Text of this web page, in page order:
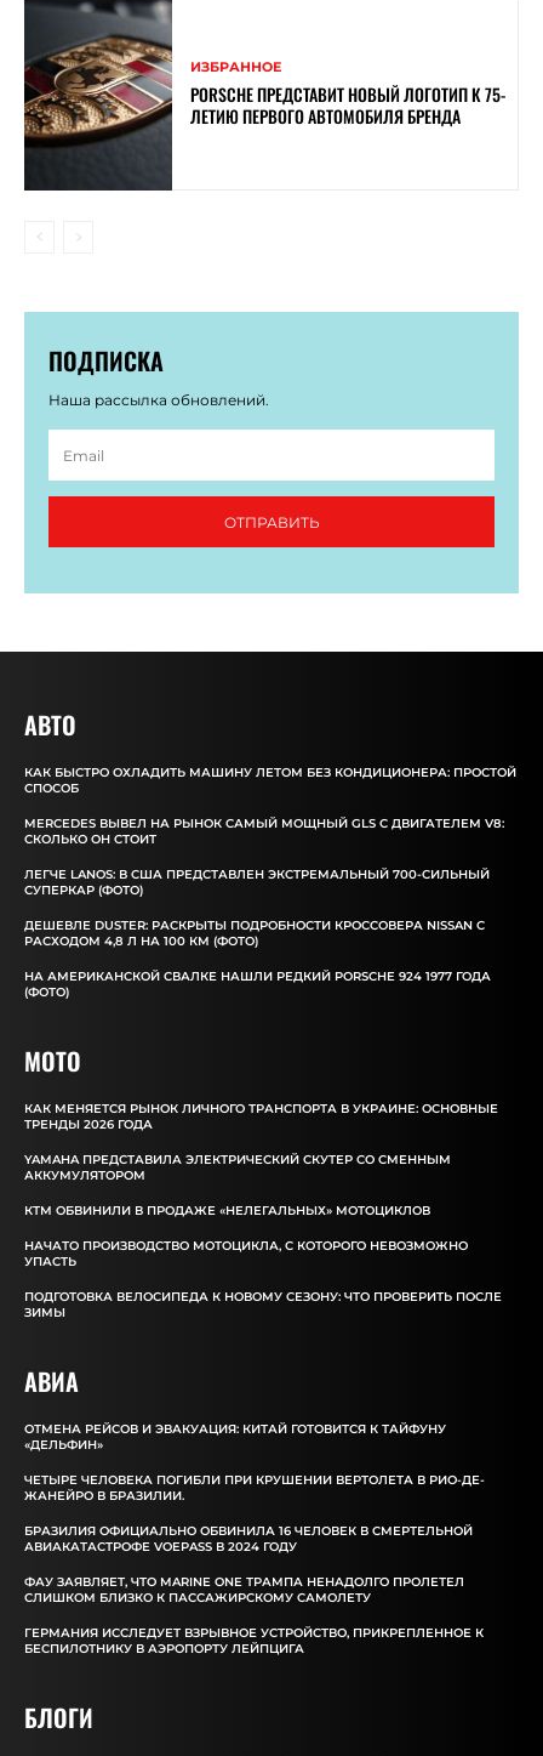
ИЗБРАННОЕ
PORSCHE ПРЕДСТАВИТ НОВЫЙ ЛОГОТИП К 75-
ЛЕТИЮ ПЕРВОГО АВТОМОБИЛЯ БРЕНДА
ПОДПИСКА
Наша рассылка обновлений.
ОТПРАВИТЬ
АВТО
КАК БЫСТРО ОХЛАДИТЬ МАШИНУ ЛЕТОМ БЕЗ КОНДИЦИОНЕРА: ПРОСТОЙ
СПОСОБ
MERCEDES ВЫВЕЛ НА РЫНОК САМЫЙ МОЩНЫЙ GLS С ДВИГАТЕЛЕМ V8:
СКОЛЬКО ОН СТОИТ
ЛЕГЧЕ LANOS: В США ПРЕДСТАВЛЕН ЭКСТРЕМАЛЬНЫЙ 700-СИЛЬНЫЙ
СУПЕРКАР (ФОТО)
ДЕШЕВЛЕ DUSTER: РАСКРЫТЫ ПОДРОБНОСТИ КРОССОВЕРА NISSAN С
РАСХОДОМ 4,8 Л НА 100 КМ (ФОТО)
НА АМЕРИКАНСКОЙ СВАЛКЕ НАШЛИ РЕДКИЙ PORSCHE 924 1977 ГОДА
(ФОТО)
MOTO
КАК МЕНЯЕТСЯ РЫНОК ЛИЧНОГО ТРАНСПОРТА В УКРАИНЕ: ОСНОВНЫЕ
ТРЕНДЫ 2026 ГОДА
YAMAHA ПРЕДСТАВИЛА ЭЛЕКТРИЧЕСКИЙ СКУТЕР СО СМЕННЫМ
АККУМУЛЯТОРОМ
КТМ ОБВИНИЛИ В ПРОДАЖЕ «НЕЛЕГАЛЬНЫХ» МОТОЦИКЛОВ
НАЧАТО ПРОИЗВОДСТВО МОТОЦИКЛА, С КОТОРОГО НЕВОЗМОЖНО
УПАСТЬ
ПОДГОТОВКА ВЕЛОСИПЕДА К НОВОМУ СЕЗОНУ: ЧТО ПРОВЕРИТЬ ПОСЛЕ
ЗИМЫ
АВИА
ОТМЕНА РЕЙСОВ И ЭВАКУАЦИЯ: КИТАЙ ГОТОВИТСЯ К ТАЙФУНУ
«ДЕЛЬФИН»
ЧЕТЫРЕ ЧЕЛОВЕКА ПОГИБЛИ ПРИ КРУШЕНИИ ВЕРТОЛЕТА В РИО-ДЕ-
ЖАНЕЙРО В БРАЗИЛИИ.
БРАЗИЛИЯ ОФИЦИАЛЬНО ОБВИНИЛА 16 ЧЕЛОВЕК В СМЕРТЕЛЬНОЙ
АВИАКАТАСТРОФЕ VOEPASS В 2024 ГОДУ
ФАУ ЗАЯВЛЯЕТ, ЧТО MARINE ONE ТРАМПА НЕНАДОЛГО ПРОЛЕТЕЛ
СЛИШКОМ БЛИЗКО К ПАССАЖИРСКОМУ САМОЛЕТУ
ГЕРМАНИЯ ИССЛЕДУЕТ ВЗРЫВНОЕ УСТРОЙСТВО, ПРИКРЕПЛЕННОЕ К
БЕСПИЛОТНИКУ В АЭРОПОРТУ ЛЕЙПЦИГА
БЛОГИ